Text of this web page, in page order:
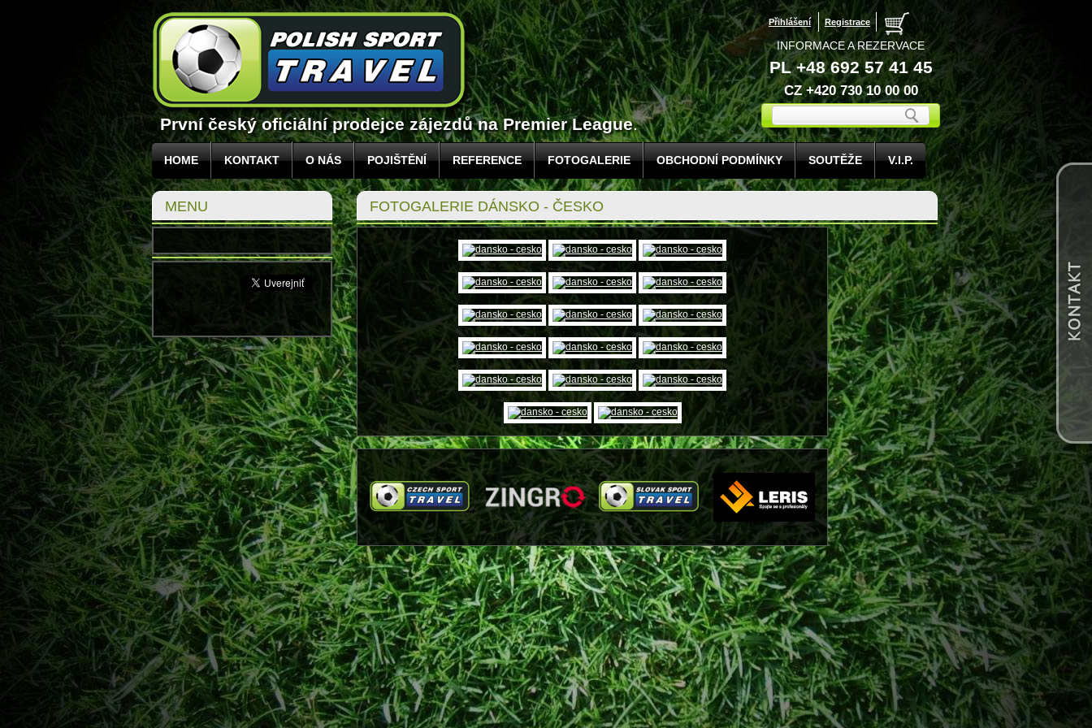
První český oficiální prodejce zájezdů na Premier League.
Přihlášení Registrace
INFORMACE A REZERVACE
PL +48 692 57 41 45
CZ +420 730 10 00 00
HOME KONTAKT O NÁS POJIŠTĚNÍ REFERENCE FOTOGALERIE OBCHODNÍ PODMÍNKY SOUTĚŽE V.I.P.
MENU FOTOGALERIE DÁNSKO - ČESKO